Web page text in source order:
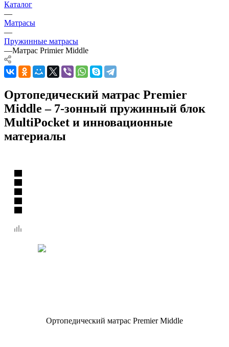
Каталог
—
Матрасы
—
Пружинные матрасы
—Матрас Primier Middle
Ортопедический матрас Premier
Middle – 7-зонный пружинный блок
MultiPocket и инновационные
материалы